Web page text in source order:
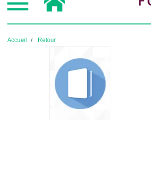
Accueil Retour